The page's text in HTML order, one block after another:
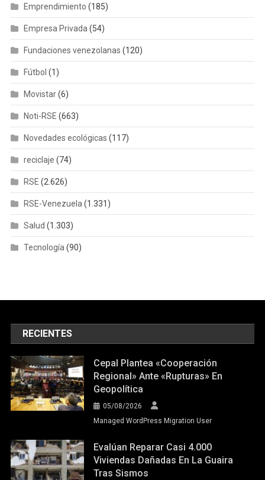
Emprendimiento (185)
Empresa Privada (54)
Fundaciones venezolanas (120)
Fútbol (1)
Movistar(6)
Noti-RSE (663)
Novedades ecológicas (117)
reciclaje (74)
RSE (2.626)
RSE-Venezuela (1.331)
Salud (1.303)
Tecnología (90)
RECIENTES
Cepal Plantea «cooperación
Regional» Ante «rupturas» En
Geopolítica
05/08/2026
Managed WordPress Migration User
Evalúan Reparar Casi 4.000
Viviendas Dañadas En La Guaira
Tras Sismos